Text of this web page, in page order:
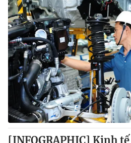
[INFOGRAPHIC] Kinh